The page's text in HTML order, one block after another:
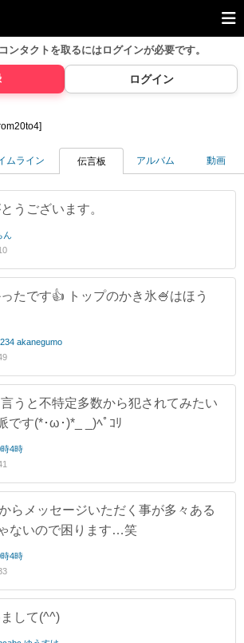
ンタクトを取るにはログインが必要です。
ログイン
ムライン 伝言板 アルバム 動画
うございます。
ん
たです👍 トップのかき氷🍧はほう
akanegumo
うと不特定多数から犯されてみたい
です(*･ω･)*_ _)ﾍﾟｺﾘ
4時
らメッセージいただく事が多々ある
ないので困ります…笑
4時
して(^^)